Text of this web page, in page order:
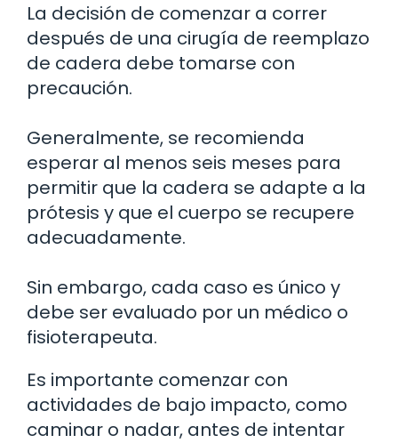
La decisión de comenzar a correr
después de una cirugía de reemplazo
de cadera debe tomarse con
precaución.
Generalmente, se recomienda
esperar al menos seis meses para
permitir que la cadera se adapte a la
prótesis y que el cuerpo se recupere
adecuadamente.
Sin embargo, cada caso es único y
debe ser evaluado por un médico o
fisioterapeuta.
Es importante comenzar con
actividades de bajo impacto, como
caminar o nadar, antes de intentar